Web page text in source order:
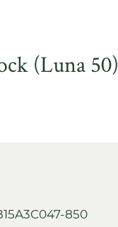
(Luna 50)
850